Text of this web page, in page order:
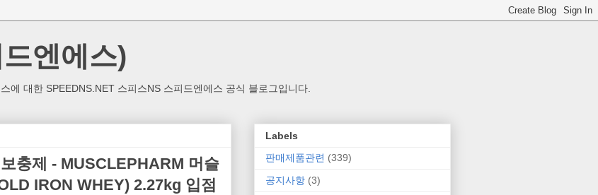
엔에스)
에 대한 SPEEDNS.NET 스피스NS 스피드엔에스 공식 블로그입니다.
충제 - MUSCLEPHARM 머슬
IRON WHEY) 2.27kg 입점
Labels
판매제품관련 (339)
공지사항 (3)